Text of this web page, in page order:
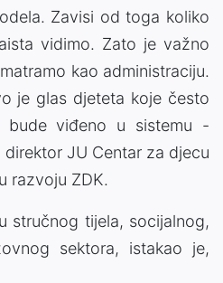
Zavisi od toga koliko
vidimo. Zato je važno
kao administraciju.
je glas djeteta koje često
bude viđeno u sistemu -
JU Centar za djecu
razvoju ZDK.
stručnog tijela, socijalnog,
sektora, istakao je,